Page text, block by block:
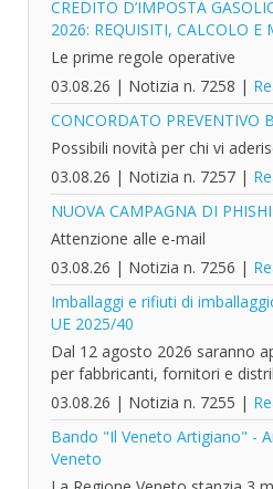
CREDITO D’IMPOSTA
2026: REQUISITI, CALCOLO E
Le prime regole operative
03.08.26 | Notizia n. 7258 |
CONCORDATO PREVENTIVO
Possibili novità per chi vi
03.08.26 | Notizia n. 7257 |
NUOVA CAMPAGNA DI
Attenzione alle e-mail
03.08.26 | Notizia n. 7256 |
Imballaggi e rifiuti di
UE 2025/40
Dal 12 agosto 2026 saranno
per fabbricanti, fornitori e
03.08.26 | Notizia n. 7255 |
Bando "Il Veneto Artigiano" -
Veneto